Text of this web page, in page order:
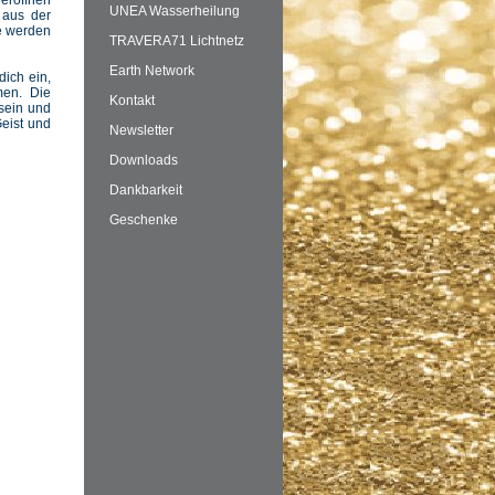
der
werden
ein,
Die
und
und
UNEA Wasserheilung
TRAVERA71 Lichtnetz
Earth Network
Kontakt
Newsletter
Downloads
Dankbarkeit
Geschenke